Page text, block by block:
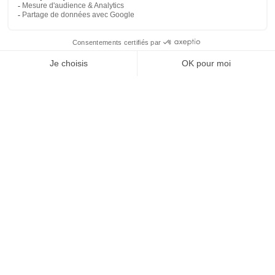
SHOW MORE